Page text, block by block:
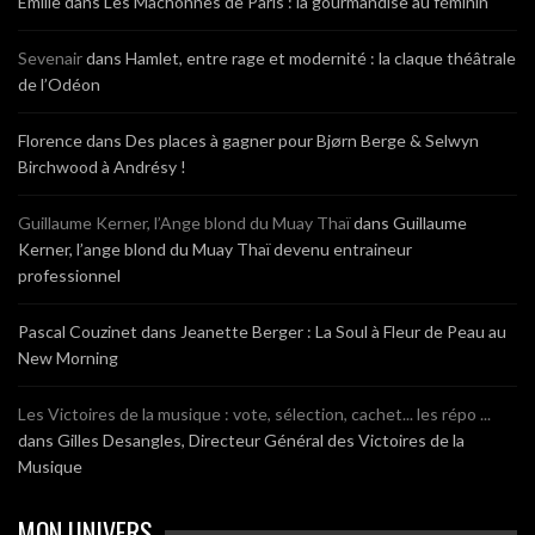
Sevenairdans Hamlet, entre rage et modernité : la claque théâtrale
de l’Odéon
Florencedans Des places à gagner pour Bjørn Berge & Selwyn
Birchwood à Andrésy !
Guillaume Kerner, l’Ange blond du Muay Thaïdans Guillaume
Kerner, l’ange blond du Muay Thaï devenu entraineur
professionnel
Pascal Couzinet dans Jeanette Berger : La Soul à Fleur de Peau au
New Morning
Les Victoires de la musique : vote, sélection, cachet... les répo ...
dans Gilles Desangles, Directeur Général des Victoires de la
Musique